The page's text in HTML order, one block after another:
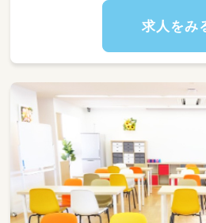
境整備
・送迎時の添乗補助や見
・正職員のサポート（
けなど）
※雇用形態や経験年数
整しますので、未経験
してください！
求人をみ